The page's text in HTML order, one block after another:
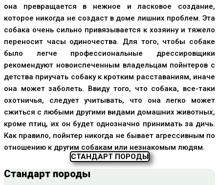
она превращается в нежное и ласковое создание,
которое никогда не создаст в доме лишних проблем. Эта
собака очень сильно привязывается к хозяину и тяжело
переносит часы одиночества. Для того, чтобы собаке
было легче профессиональные дрессировщики
рекомендуют новоиспеченным владельцам пойнтеров с
детства приучать собаку к кротким расставаниям, иначе
она может заболеть. Ввиду того, что собака, все-таки
охотничья, следует учитывать, что она легко может
сжиться с любыми другими видами домашних животных,
кроме птиц, их он будет однозначно принимать за дичь.
Как правило, пойнтер никогда не бывает агрессивным по
отношению к другим собакам или незнакомым людям.
СТАНДАРТ ПОРОДЫ
Стандарт породы